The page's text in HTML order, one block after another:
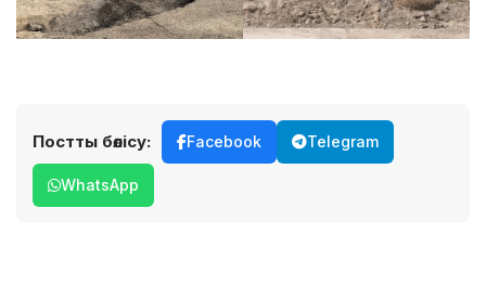
Постты бөлісу: Facebook Telegram
WhatsApp